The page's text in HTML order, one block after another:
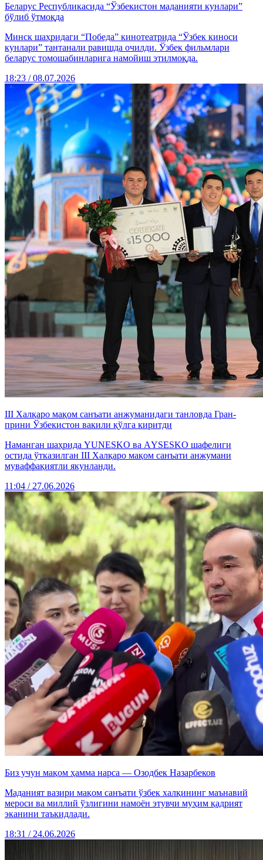
Беларус Республикасида “Ўзбекистон маданияти кунлари”
бўлиб ўтмоқда
Минск шаҳридаги “Победа” кинотеатрида “Ўзбек киноси
кунлари” тантанали равишда очилди. Ўзбек фильмлари
беларус томошабинларига намойиш этилмоқда.
18:23 / 08.07.2026
III Халқаро мақом санъати анжуманидаги танловда Гран-
прини Ўзбекистон вакили қўлга киритди
Наманган шаҳрида YUNESKO ва АYSESKO шафелиги
остида ўтказилган III Халқаро мақом санъати анжумани
муваффақиятли якунланди.
11:04 / 27.06.2026
Биз учун мақом ҳамма нарса — Озодбек Назарбеков
Маданият вазири мақом санъати ўзбек халқининг маънавий
мероси ва миллий ўзлигини намоён этувчи муҳим қадрият
эканини таъкидлади.
18:31 / 24.06.2026